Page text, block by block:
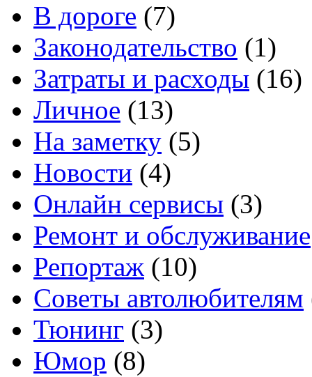
В дороге (7)
Законодательство (1)
Затраты и расходы (16)
Личное (13)
На заметку (5)
Новости (4)
Онлайн сервисы (3)
Ремонт и обслуживание
Репортаж (10)
Советы автолюбителям
Тюнинг (3)
Юмор (8)